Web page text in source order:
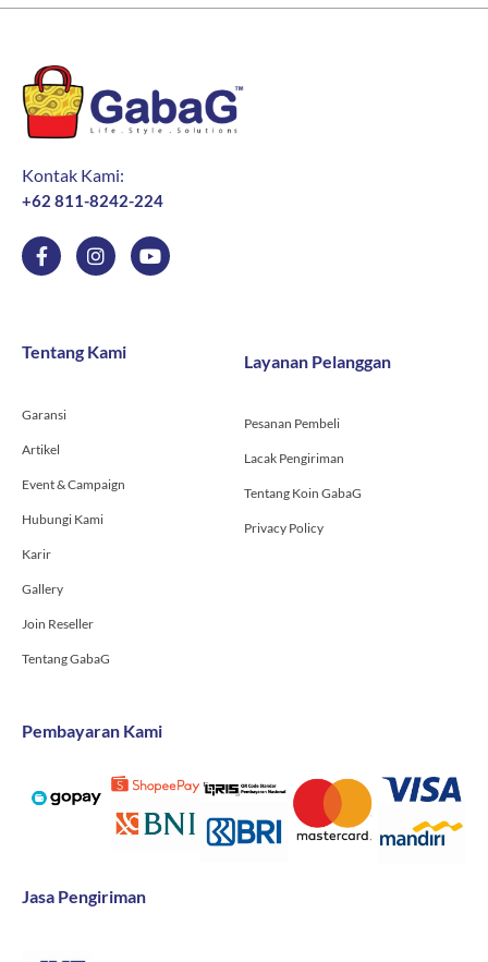
Kontak Kami:
+62 811-8242-224
F
a
o
o
f
I
n
g
r
Y
o
Tentang Kami
Garansi
Artikel
Event & Campaign
Hubungi Kami
Karir
Gallery
Join Reseller
Tentang GabaG
Layanan Pelanggan
Pesanan Pembeli
Lacak Pengiriman
Tentang Koin GabaG
Privacy Policy
Pembayaran Kami
Jasa Pengiriman